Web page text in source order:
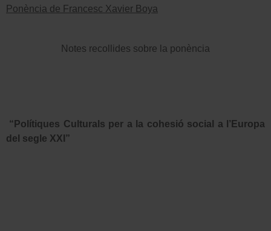
Ponència de Francesc Xavier Boya
Notes recollides sobre la ponència
“Polítiques Culturals per a la cohesió social a l’Europa
del segle XXI”